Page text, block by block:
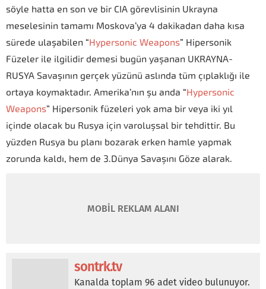
söyle hatta en son ve bir CIA görevlisinin Ukrayna
meselesinin tamamı Moskova’ya 4 dakikadan daha kısa
sürede ulaşabilen “Hypersonic Weapons” Hipersonik
Füzeler ile ilgilidir demesi bugün yaşanan UKRAYNA-
RUSYA Savaşının gerçek yüzünü aslında tüm çıplaklığı ile
ortaya koymaktadır. Amerika’nın şu anda “Hypersonic
Weapons” Hipersonik füzeleri yok ama bir veya iki yıl
içinde olacak bu Rusya için varoluşsal bir tehdittir. Bu
yüzden Rusya bu planı bozarak erken hamle yapmak
zorunda kaldı, hem de 3.Dünya Savaşını Göze alarak.
MOBİL REKLAM ALANI
sontrk.tv
Kanalda toplam 96 adet video bulunuyor.